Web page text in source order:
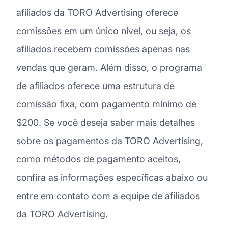
afiliados da TORO Advertising oferece
comissões em um único nível, ou seja, os
afiliados recebem comissões apenas nas
vendas que geram. Além disso, o programa
de afiliados oferece uma estrutura de
comissão fixa, com pagamento mínimo de
$200. Se você deseja saber mais detalhes
sobre os pagamentos da TORO Advertising,
como métodos de pagamento aceitos,
confira as informações específicas abaixo ou
entre em contato com a equipe de afiliados
da TORO Advertising.